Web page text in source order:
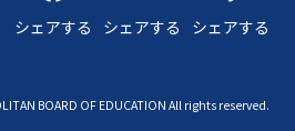
シェアする シェアする シェアする
BOARD OF EDUCATION All rights reserved.